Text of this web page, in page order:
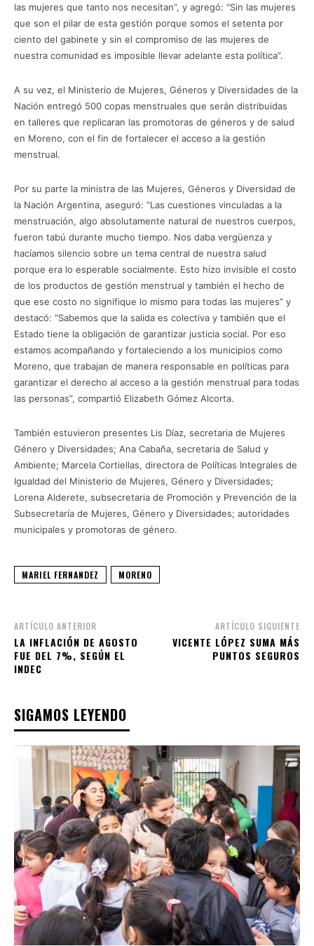
las mujeres que tanto nos necesitan”, y agregó: “Sin las mujeres
que son el pilar de esta gestión porque somos el setenta por
ciento del gabinete y sin el compromiso de las mujeres de
nuestra comunidad es imposible llevar adelante esta política”.
A su vez, el Ministerio de Mujeres, Géneros y Diversidades de la
Nación entregó 500 copas menstruales que serán distribuidas
en talleres que replicaran las promotoras de géneros y de salud
en Moreno, con el fin de fortalecer el acceso a la gestión
menstrual.
Por su parte la ministra de las Mujeres, Géneros y Diversidad de
la Nación Argentina, aseguró: “Las cuestiones vinculadas a la
menstruación, algo absolutamente natural de nuestros cuerpos,
fueron tabú durante mucho tiempo. Nos daba vergüenza y
hacíamos silencio sobre un tema central de nuestra salud
porque era lo esperable socialmente. Esto hizo invisible el costo
de los productos de gestión menstrual y también el hecho de
que ese costo no signifique lo mismo para todas las mujeres” y
destacó: “Sabemos que la salida es colectiva y también que el
Estado tiene la obligación de garantizar justicia social. Por eso
estamos acompañando y fortaleciendo a los municipios como
Moreno, que trabajan de manera responsable en políticas para
garantizar el derecho al acceso a la gestión menstrual para todas
las personas”, compartió Elizabeth Gómez Alcorta.
También estuvieron presentes Lis Díaz, secretaria de Mujeres
Género y Diversidades; Ana Cabaña, secretaria de Salud y
Ambiente; Marcela Cortiellas, directora de Políticas Integrales de
Igualdad del Ministerio de Mujeres, Género y Diversidades;
Lorena Alderete, subsecretaria de Promoción y Prevención de la
Subsecretaría de Mujeres, Género y Diversidades; autoridades
municipales y promotoras de género.
MARIEL FERNANDEZ MORENO
ARTÍCULO ANTERIOR
LA INFLACIÓN DE AGOSTO
FUE DEL 7%, SEGÚN EL
INDEC
ARTÍCULO SIGUIENTE
VICENTE LÓPEZ SUMA MÁS
PUNTOS SEGUROS
SIGAMOS LEYENDO